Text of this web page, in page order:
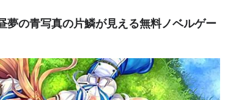
ネルギーに対応した項として出てくる。拡散方程式
わきだし(divergence) ▽・(▽f)として出てくる。
物理関連
夢の青写真の片鱗が見える無料ノベルゲー